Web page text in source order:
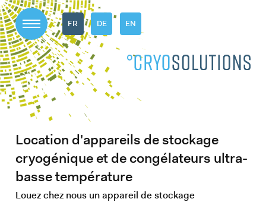
FR DE EN
Location d'appareils de stockage
cryogénique et de congélateurs ultra-
basse température
Louez chez nous un appareil de stockage